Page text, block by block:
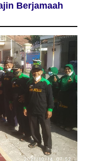
Berjamaah